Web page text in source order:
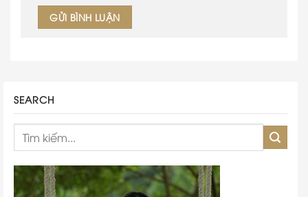
SEARCH